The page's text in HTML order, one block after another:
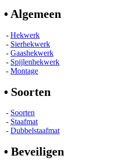
• Algemeen
- Hekwerk
- Sierhekwerk
- Gaashekwerk
- Spijlenhekwerk
- Montage
• Soorten
- Soorten
- Staafmat
- Dubbelstaafmat
• Beveiligen